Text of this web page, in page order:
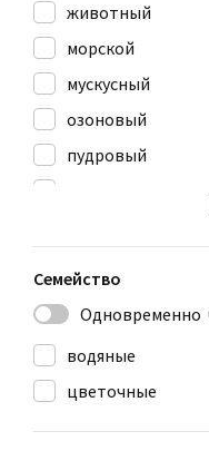
животный
морской
мускусный
озоновый
пудровый
Семейство
Одновременно
водяные
цветочные